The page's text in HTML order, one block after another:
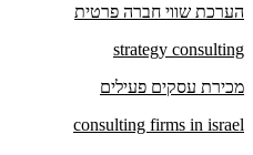
הערכת שווי חברה פרטית
strategy consulting
מכירת עסקים פעילים
consulting firms in israel